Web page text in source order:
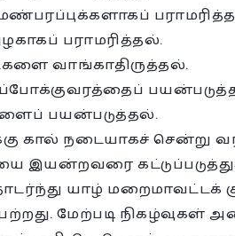
பராமரித்தல்.
வாங்காதிருத்தல்.
பயன்படுத்தல்.
கால் நடையாகச் சென்று
இயன்றவரை
யாழ் மறைமாவட்டக்
மேற்படி நிகழ்வுகள்